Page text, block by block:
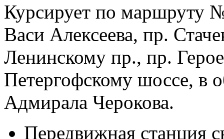
Курсирует по маршруту
Васи Алексеева, пр.
Ленинскому пр., пр.
Петергофскому шоссе, в
Адмирала Черокова.
Передвижная станция